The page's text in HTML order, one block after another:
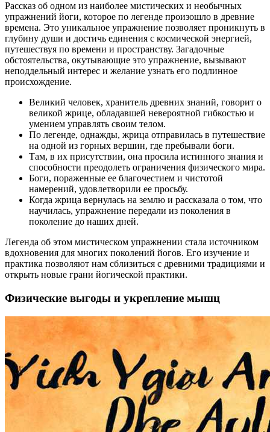
Рассказ об одном из наиболее мистических и необычных
упражнений йоги, которое по легенде произошло в древние
времена. Это уникальное упражнение позволяет проникнуть в
глубину души и достичь единения с космической энергией,
путешествуя по времени и пространству. Загадочные
обстоятельства, окутывающие это упражнение, вызывают
неподдельный интерес и желание узнать его подлинное
происхождение.
Великий человек, хранитель древних знаний, говорит о
великой жрице, обладавшей невероятной гибкостью и
умением управлять своим телом.
По легенде, однажды, жрица отправилась в путешествие
на одной из горных вершин, где пребывали боги.
Там, в их присутствии, она просила истинного знания и
способности преодолеть ограничения физического мира.
Боги, пораженные ее благочестием и чистотой
намерений, удовлетворили ее просьбу.
Когда жрица вернулась на землю и рассказала о том, что
научилась, упражнение передали из поколения в
поколение до наших дней.
Легенда об этом мистическом упражнении стала источником
вдохновения для многих поколений йогов. Его изучение и
практика позволяют нам сблизиться с древними традициями и
открыть новые грани йогической практики.
Физические выгоды и укрепление мышц